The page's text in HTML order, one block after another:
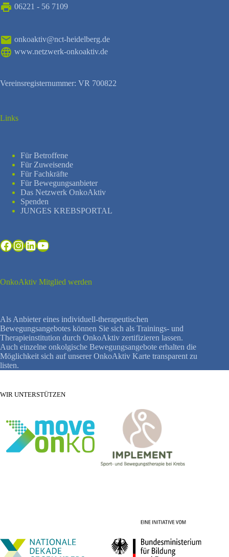
06221 - 56 7109
onkoaktiv@nct-heidelberg.de
www.netzwerk-onkoaktiv.de
Vereinsregisternummer: VR 700822
Links
Für Betroffene
Für Zuweisende
Für Fachkräfte
Für Bewegungsanbieter
Das Netzwerk OnkoAktiv
Spenden
JUNGES KREBSPORTAL
Facebook
Instagram
LinkedIn
YouTube
OnkoAktiv Mitglied werden
Als Anbieter eines individuell-therapeutischen
Bewegungsangebotes können Sie sich als Trainings- und
Therapieinstitution durch OnkoAktiv zertifizieren lassen.
Auch einzelne onkolgische Bewegungsangebote erhalten die
Möglichkeit sich auf unserer OnkoAktiv Karte transparent zu
listen.
WIR UNTERSTÜTZEN